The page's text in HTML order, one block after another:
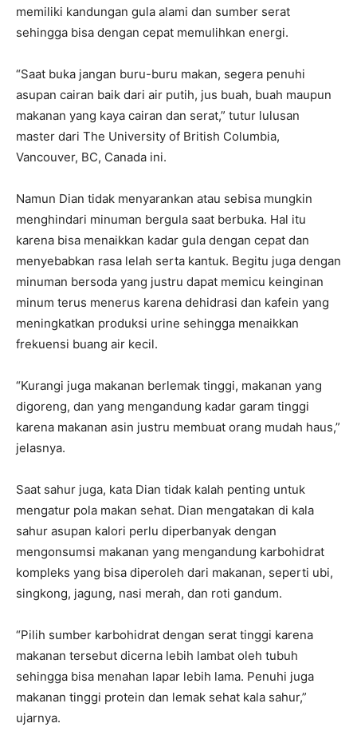
memiliki kandungan gula alami dan sumber serat
sehingga bisa dengan cepat memulihkan energi.
“Saat buka jangan buru-buru makan, segera penuhi
asupan cairan baik dari air putih, jus buah, buah maupun
makanan yang kaya cairan dan serat,” tutur lulusan
master dari The University of British Columbia,
Vancouver, BC, Canada ini.
Namun Dian tidak menyarankan atau sebisa mungkin
menghindari minuman bergula saat berbuka. Hal itu
karena bisa menaikkan kadar gula dengan cepat dan
menyebabkan rasa lelah serta kantuk. Begitu juga dengan
minuman bersoda yang justru dapat memicu keinginan
minum terus menerus karena dehidrasi dan kafein yang
meningkatkan produksi urine sehingga menaikkan
frekuensi buang air kecil.
“Kurangi juga makanan berlemak tinggi, makanan yang
digoreng, dan yang mengandung kadar garam tinggi
karena makanan asin justru membuat orang mudah haus,”
jelasnya.
Saat sahur juga, kata Dian tidak kalah penting untuk
mengatur pola makan sehat. Dian mengatakan di kala
sahur asupan kalori perlu diperbanyak dengan
mengonsumsi makanan yang mengandung karbohidrat
kompleks yang bisa diperoleh dari makanan, seperti ubi,
singkong, jagung, nasi merah, dan roti gandum.
“Pilih sumber karbohidrat dengan serat tinggi karena
makanan tersebut dicerna lebih lambat oleh tubuh
sehingga bisa menahan lapar lebih lama. Penuhi juga
makanan tinggi protein dan lemak sehat kala sahur,”
ujarnya.